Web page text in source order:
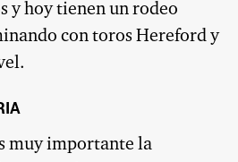
y hoy tienen un rodeo
con toros Hereford y
muy importante la